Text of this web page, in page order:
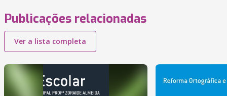
Publicações relacionadas
Ver a lista completa